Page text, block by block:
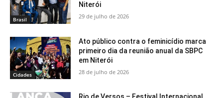
Brasil
Niterói
29 de julho de 2026
Cidades
Ato público contra o feminicídio marca
primeiro dia da reunião anual da SBPC
em Niterói
28 de julho de 2026